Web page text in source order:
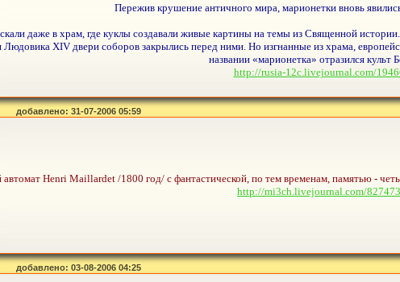
Пережив крушение античного мира, марионетки вновь
даже в храм, где куклы создавали живые картины на темы из Священной
Людовика XIV двери соборов закрылись перед ними. Но изгнанные из храма,
названии «марионетка» отразился культ
http://rusia-12c.livejournal.com/
добавлено: 31-07-2006 05:59
Henri Maillardet /1800 год/ с фантастической, по тем временам, памятью -
http://mi3ch.livejournal.com/
добавлено: 03-08-2006 04:25